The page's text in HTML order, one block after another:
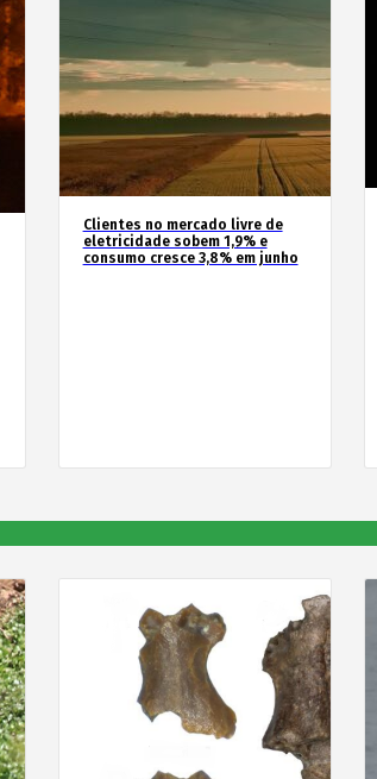
Clientes no mercado livre de
eletricidade sobem 1,9% e
consumo cresce 3,8% em junho